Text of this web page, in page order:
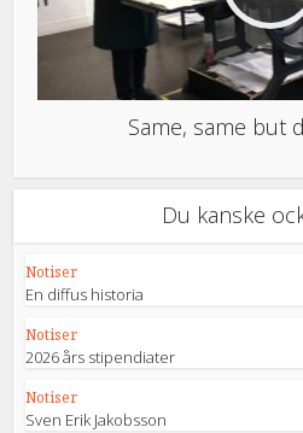
Same, same but
Du kanske
Notiser
En diffus historia
Notiser
2026 års stipendiater
Notiser
Sven Erik Jakobsson